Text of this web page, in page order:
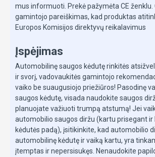
Kėdutė tinkama vežti vaikus veidu į
36kg (iki 135 cm)
su ypatingai gulsčia(gulima) padėtimi
važiavimo kryptį (0-13 kg.)
Lengvas ir patogus kėdutės
automobilyje naudojant ISOFIX.
ir automobiliniu saugos diržu 15-36 kg)
Papildomas tvirtinimas diržu Top
galimybę papildomai tvirtinti kėdutę
sėdynės atlošo.
mus informuoti. Prekė pažymėta CE ženklu.
gamintojo pareiškimas, kad produktas
Europos Komisijos direktyvų reikalavimus
Įspėjimas
Automobilinę saugos kėdutę rinkitės
ir svorį, vadovaukitės gamintojo
vaiko be suaugusiojo priežiūros! Pasodinę
saugos kėdutę, visada naudokite saugos
planuojate važiuoti trumpą atstumą! Jei
automobilio saugos diržu (kartu prisegant ir
kėdutės padą), įsitikinkite, kad automobilio
automobilinę kėdutę ir vaiką kartu, yra
įtemptas ir nepersisukęs. Nenaudokite